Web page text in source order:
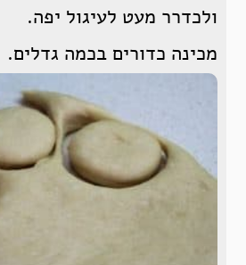
ולכדרר מעט לעיגול יפה.
מכינה כדורים בכמה גדלים.